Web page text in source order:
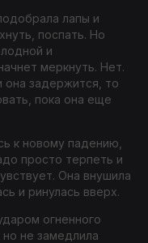
лапы и
поспать. Но
и
меркнуть. Нет.
задержится, то
пока она еще
к новому падению,
просто терпеть и
Она внушила
и ринулась вверх.
огненного
но не замедлила